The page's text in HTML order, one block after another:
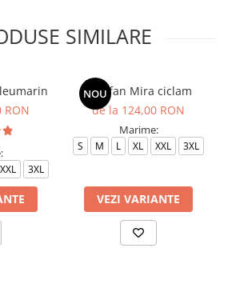
SIMILARE
RON
XXL 3XL
NOU
Sarafan Mira ciclam
de la 124,00 RON
Marime:
S M L XL XXL 3XL
VEZI VARIANTE